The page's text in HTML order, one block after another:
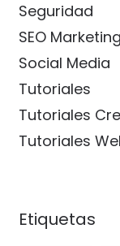
Seguridad
SEO Marketing
Social Media
Tutoriales
Tutoriales
Tutoriales
Etiquetas